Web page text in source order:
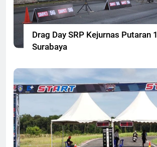
Drag Day SRP Kejurnas Putaran 1
Surabaya